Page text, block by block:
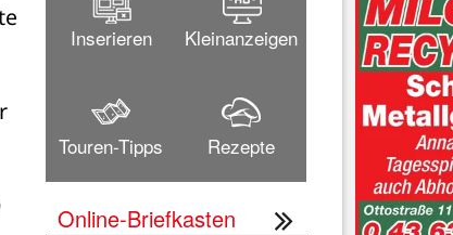
Inserieren Kleinanzeigen
Touren-Tipps Rezepte
Online-Briefkasten